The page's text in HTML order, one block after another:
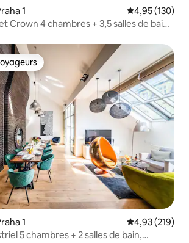
1 Évaluation
4,95 (130)
Crown 4 chambres + 3,5 salles de bain
1 Évaluation
4,93 (219)
5 chambres + 2 salles de bain,